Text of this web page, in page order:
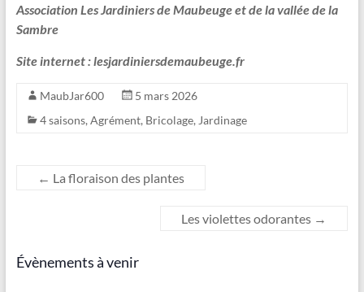
Association Les Jardiniers de Maubeuge et de la vallée de la
Sambre
Site internet : lesjardiniersdemaubeuge.fr
MaubJar600
5 mars 2026
4 saisons, Agrément, Bricolage, Jardinage
← La floraison des plantes
Les violettes odorantes →
Évènements à venir